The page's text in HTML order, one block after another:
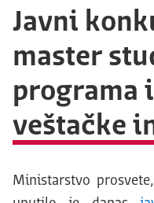
Javni
master
programa
veštačke
Ministarstvo